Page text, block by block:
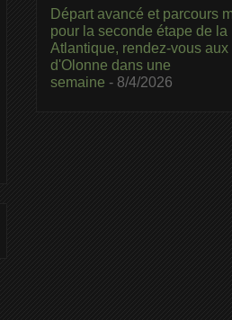
Départ avancé et parcours
pour la seconde étape de la
Atlantique, rendez-vous
d'Olonne dans une
semaine - 8/4/2026